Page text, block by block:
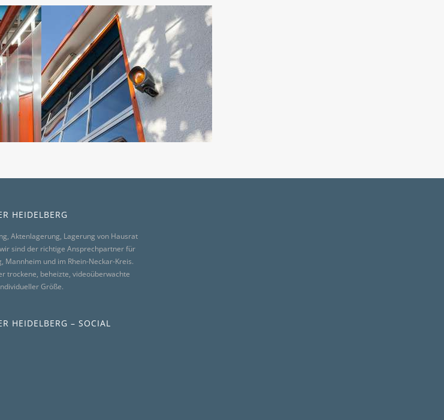
HEIDELBERG
Aktenlagerung, Lagerung von Hausrat
sind der richtige Ansprechpartner für
Mannheim und im Rhein-Neckar-Kreis.
trockene, beheizte, videoüberwachte
Größe.
HEIDELBERG – SOCIAL